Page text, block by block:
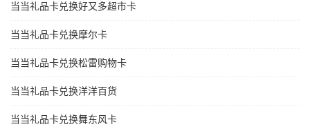
当当礼品卡兑换好又多超市卡
当当礼品卡兑换摩尔卡
当当礼品卡兑换松雷购物卡
当当礼品卡兑换洋洋百货
当当礼品卡兑换舞东风卡